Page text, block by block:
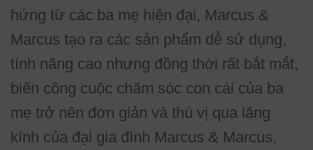
hứng từ các ba mẹ hiện đại, Marcus &
Marcus tạo ra các sản phẩm dễ sử dụng,
tính năng cao nhưng đồng thời rất bắt mắt,
biến công cuộc chăm sóc con cái của ba
mẹ trở nên đơn giản và thú vị qua lăng
kính của đại gia đình Marcus & Marcus,